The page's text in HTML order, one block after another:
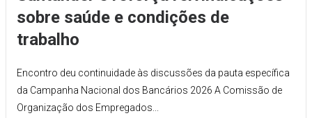
sobre saúde e condições de
trabalho
Encontro deu continuidade às discussões da pauta específica
da Campanha Nacional dos Bancários 2026 A Comissão de
Organização dos Empregados...